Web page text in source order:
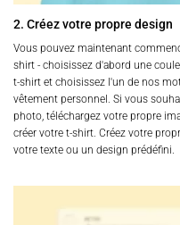
2. Créez votre propre design
Vous pouvez maintenant
shirt - choisissez d'abord une
t-shirt et choisissez l'un de nos
vêtement personnel. Si vous
photo, téléchargez votre propre
créer votre t-shirt. Créez votre
votre texte ou un design prédéfini.